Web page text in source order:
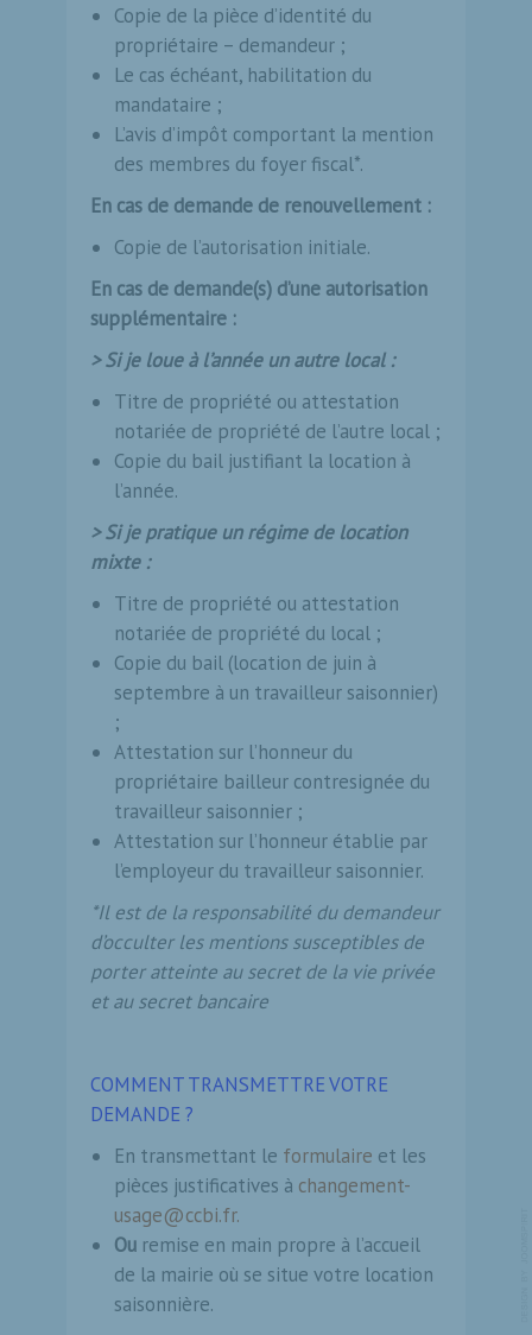
Copie de la pièce d’identité du
propriétaire – demandeur ;
Le cas échéant, habilitation du
mandataire ;
L’avis d’impôt comportant la mention
des membres du foyer fiscal*.
En cas de demande de renouvellement :
Copie de l’autorisation initiale.
En cas de demande(s) d’une autorisation
supplémentaire :
>Si je loue à l’année un autre local :
Titre de propriété ou attestation
notariée de propriété de l’autre local ;
Copie du bail justifiant la location à
l’année.
>Si je pratique un régime de location
mixte :
Titre de propriété ou attestation
notariée de propriété du local ;
Copie du bail (location de juin à
septembre à un travailleur saisonnier)
;
Attestation sur l’honneur du
propriétaire bailleur contresignée du
travailleur saisonnier ;
Attestation sur l’honneur établie par
l’employeur du travailleur saisonnier.
*Il est de la responsabilité du demandeur
d’occulter les mentions susceptibles de
porter atteinte au secret de la vie privée
et au secret bancaire
COMMENT TRANSMETTRE VOTRE
DEMANDE ?
En transmettant le formulaire et les
pièces justificatives à changement-
usage@ccbi.fr.
Ou remise en main propre à l’accueil
de la mairie où se situe votre location
saisonnière.